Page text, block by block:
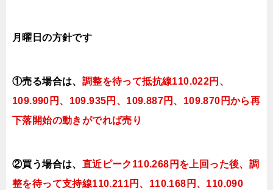
月曜日の方針です
①売る場合は、 調整を待って抵抗線110.022円、
109.990円、109.935円、109.887円、109.870円から再
下落開始の動きがでれば売り
②買う場合は、 直近ピーク110.268円を上回った後、 調
整を待って支持線110.211円、110.168円、110.090